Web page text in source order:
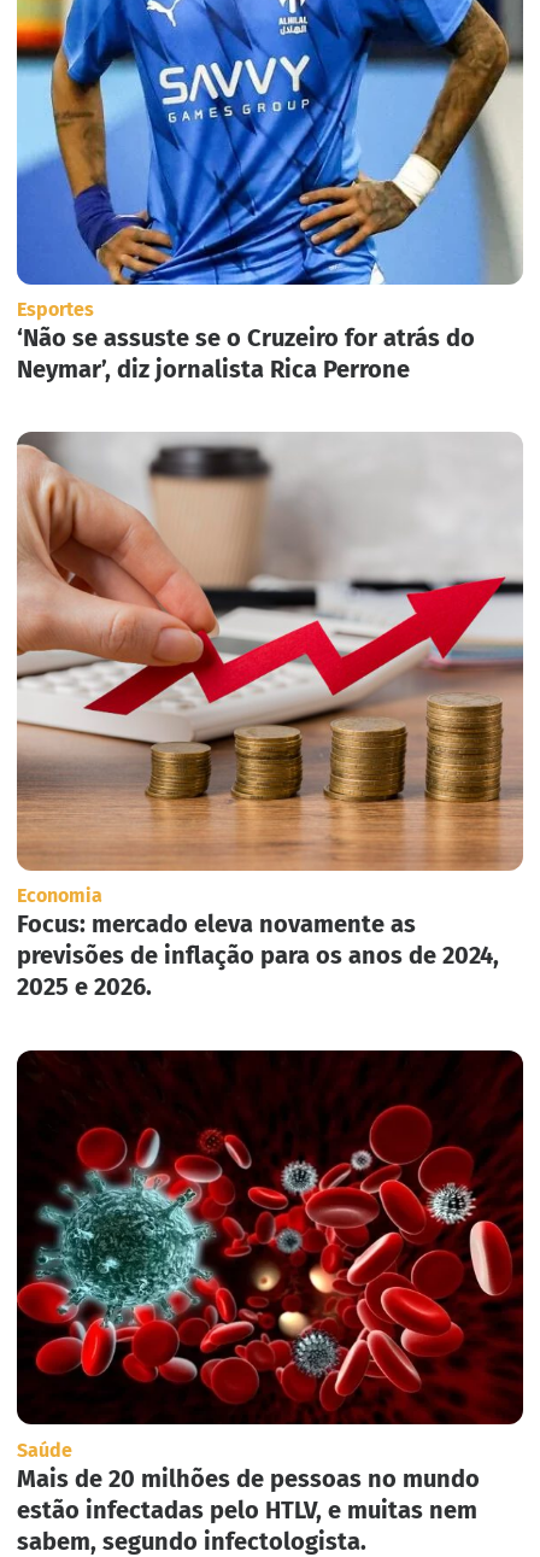
Esportes
‘Não se assuste se o Cruzeiro for atrás do
Neymar’, diz jornalista Rica Perrone
Economia
Focus: mercado eleva novamente as
previsões de inflação para os anos de 2024,
2025 e 2026.
Saúde
Mais de 20 milhões de pessoas no mundo
estão infectadas pelo HTLV, e muitas nem
sabem, segundo infectologista.